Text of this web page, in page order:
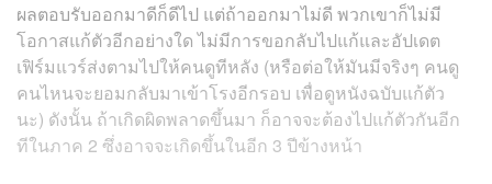
ผลตอบรับออกมาดีก็ดีไป แต่ถ้าออกมาไม่ดี พวกเขาก็ไม่มี
โอกาสแก้ตัวอีกอย่างใด ไม่มีการขอกลับไปแก้และอัปเดต
เฟิร์มแวร์ส่งตามไปให้คนดูทีหลัง (หรือต่อให้มันมีจริงๆ คนดู
คนไหนจะยอมกลับมาเข้าโรงอีกรอบ เพื่อดูหนังฉบับแก้ตัว
นะ) ดังนั้น ถ้าเกิดผิดพลาดขึ้นมา ก็อาจจะต้องไปแก้ตัวกันอีก
ทีในภาค 2 ซึ่งอาจจะเกิดขึ้นในอีก 3 ปีข้างหน้า